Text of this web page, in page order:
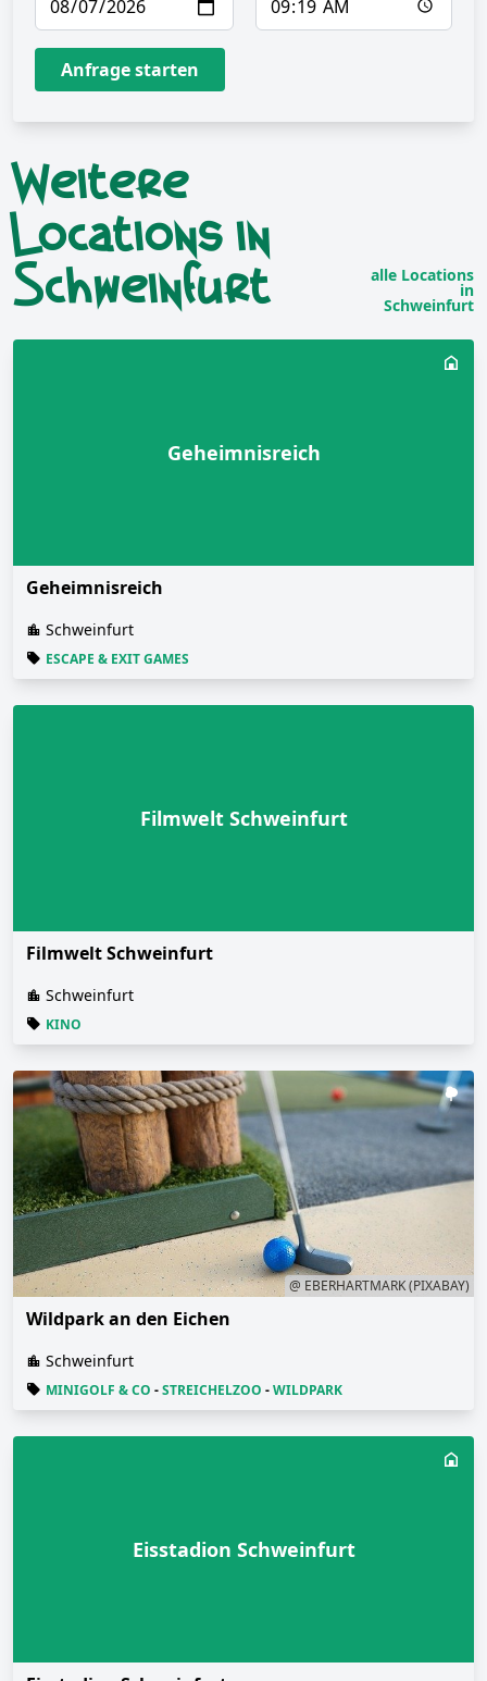
Anfrage starten
Weitere
Locations in
Schweinfurt
alle Locations
in
Schweinfurt
Geheimnisreich
Geheimnisreich
Schweinfurt
ESCAPE & EXIT GAMES
Filmwelt Schweinfurt
Filmwelt Schweinfurt
Schweinfurt
KINO
@ EBERHARTMARK (PIXABAY)
Wildpark an den Eichen
Schweinfurt
MINIGOLF & CO -STREICHELZOO -WILDPARK
Eisstadion Schweinfurt